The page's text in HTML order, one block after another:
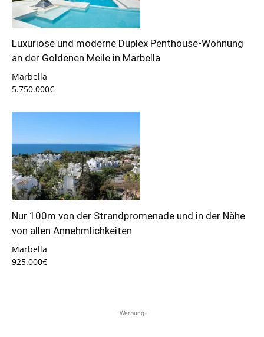
Luxuriöse und moderne Duplex Penthouse-Wohnung
an der Goldenen Meile in Marbella
Marbella
5.750.000€
Nur 100m von der Strandpromenade und in der Nähe
von allen Annehmlichkeiten
Marbella
925.000€
-Werbung-